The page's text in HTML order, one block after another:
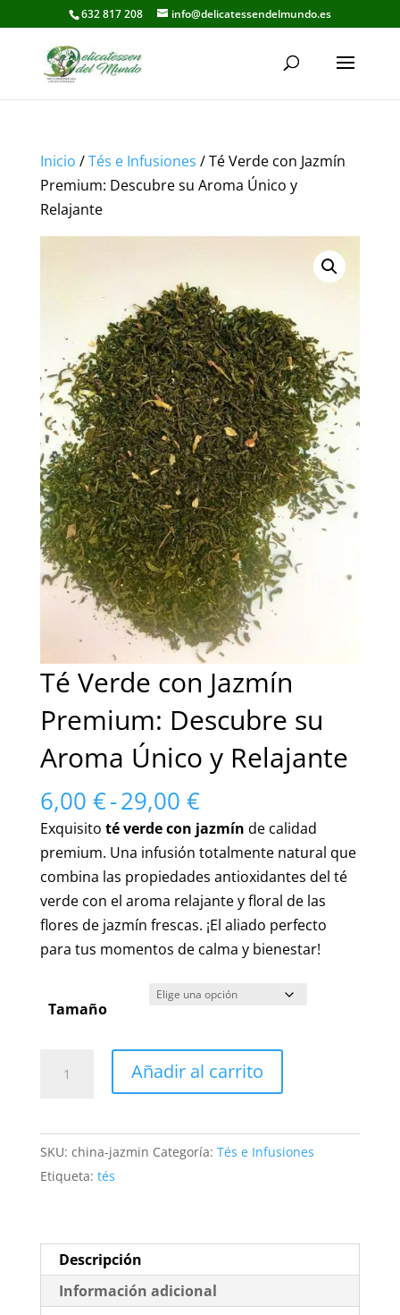
632 817 208 info@delicatessendelmundo.es
Inicio /Tés e Infusiones / Té Verde con Jazmín
Premium: Descubre su Aroma Único y
Relajante
Té Verde con Jazmín
Premium: Descubre su
Aroma Único y Relajante
6,00 €-29,00 €Rango
de
precios:
desde
6,00 €
hasta
29,00 €
Exquisito té verde con jazmín de calidad
premium. Una infusión totalmente natural que
combina las propiedades antioxidantes del té
verde con el aroma relajante y floral de las
flores de jazmín frescas. ¡El aliado perfecto
para tus momentos de calma y bienestar!
Tamaño
Verde
Jazmín
Premium:
Descubre
Único
y
Relajante
Añadir al carrito
SKU: china-jazmin Categoría: Tés e Infusiones
Etiqueta: tés
Descripción
Información adicional